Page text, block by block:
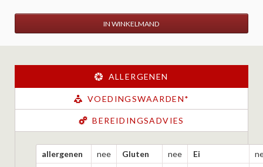
IN WINKELMAND
ALLERGENEN
VOEDINGSWAARDEN*
BEREIDINGSADVIES
allergenen nee Gluten nee Ei